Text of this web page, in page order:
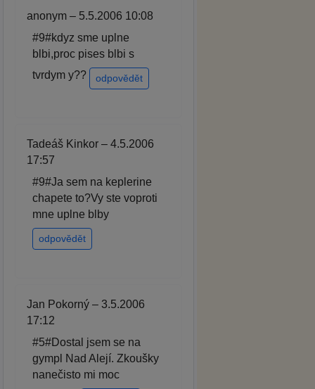
anonym – 5.5.2006 10:08
#9#kdyz sme uplne
blbi,proc pises blbi s
tvrdym y??
odpovědět
Tadeáš Kinkor – 4.5.2006
17:57
#9#Ja sem na keplerine
chapete to?Vy ste voproti
mne uplne blby
odpovědět
Jan Pokorný – 3.5.2006
17:12
#5#Dostal jsem se na
gympl Nad Alejí. Zkoušky
nanečisto mi moc